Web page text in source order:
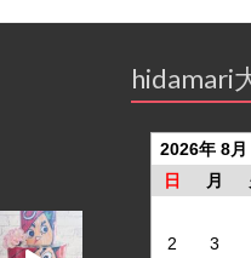
hidamari
2026年 8月
日
月
2
3